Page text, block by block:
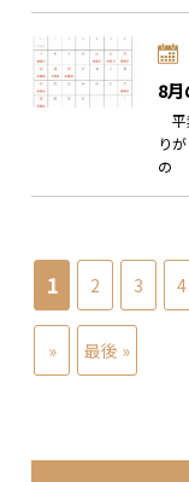
8
平
り
の
1 2 3 4
» 最後 »